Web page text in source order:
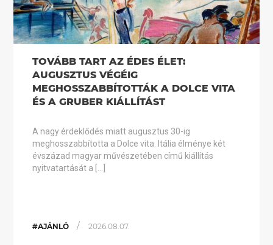
TOVÁBB TART AZ ÉDES ÉLET:
AUGUSZTUS VÉGÉIG
MEGHOSSZABBÍTOTTÁK A DOLCE VITA
ÉS A GRUBER KIÁLLÍTÁST
A nagy érdeklődés miatt augusztus 30-ig
meghosszabbította a Dolce vita. Itália élménye két
évszázad magyar művészetében című kiállítás
nyitvatartását a […]
#AJÁNLÓ / 2026.08.07.